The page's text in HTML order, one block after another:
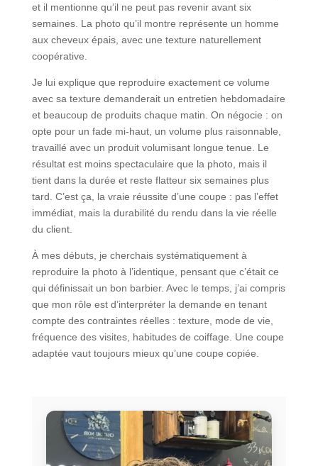
et il mentionne qu’il ne peut pas revenir avant six
semaines. La photo qu’il montre représente un homme
aux cheveux épais, avec une texture naturellement
coopérative.
Je lui explique que reproduire exactement ce volume
avec sa texture demanderait un entretien hebdomadaire
et beaucoup de produits chaque matin. On négocie : on
opte pour un fade mi-haut, un volume plus raisonnable,
travaillé avec un produit volumisant longue tenue. Le
résultat est moins spectaculaire que la photo, mais il
tient dans la durée et reste flatteur six semaines plus
tard. C’est ça, la vraie réussite d’une coupe : pas l’effet
immédiat, mais la durabilité du rendu dans la vie réelle
du client.
À mes débuts, je cherchais systématiquement à
reproduire la photo à l’identique, pensant que c’était ce
qui définissait un bon barbier. Avec le temps, j’ai compris
que mon rôle est d’interpréter la demande en tenant
compte des contraintes réelles : texture, mode de vie,
fréquence des visites, habitudes de coiffage. Une coupe
adaptée vaut toujours mieux qu’une coupe copiée.